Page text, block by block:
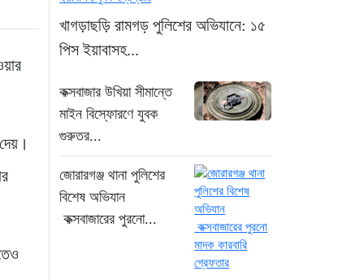
প্রধানমন্ত্রী তারেক রহমান
ঢাকা-ময়মনসিংহ রেলপথে
বগি লাইনচ্যুত: ট্রেন চলাচল
২০ ঘণ্টা আগে
“হাম উপসর্গে আরও
তিনজনের মৃত্যু, নতুন
আক্রান্ত ১২১৮”
খাগড়াছড়ি রামগড় পুলিশের অভিযানে: ১৫
পিস ইয়াবাসহ...
কক্সবাজার উখিয়া সীমান্তে
মাইন বিস্ফোরণে যুবক
গুরুতর...
জোরারগঞ্জ থানা পুলিশের
বিশেষ অভিযান
কক্সবাজারের পুরনো...